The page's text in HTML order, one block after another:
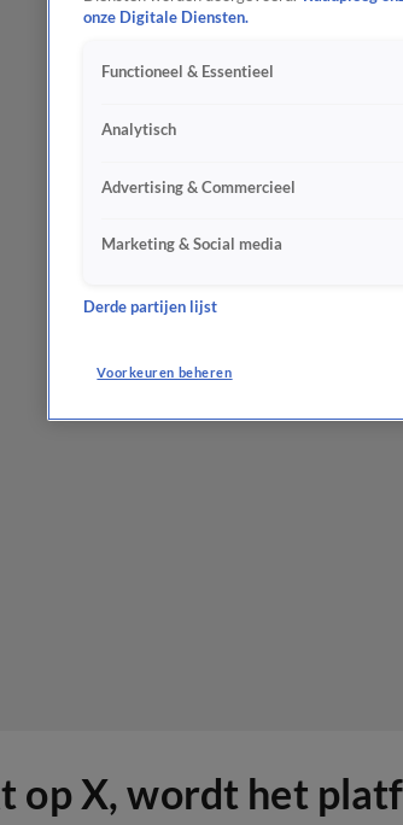
op X, wordt het
onze Digitale Diensten.
Functioneel & Essentieel
Analytisch
Advertising & Commercieel
Marketing & Social media
Derde partijen lijst
Voorkeuren beheren